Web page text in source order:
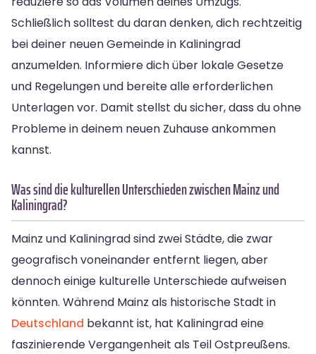
Schließlich solltest du daran denken, dich rechtzeitig
bei deiner neuen Gemeinde in Kaliningrad
anzumelden. Informiere dich über lokale Gesetze
und Regelungen und bereite alle erforderlichen
Unterlagen vor. Damit stellst du sicher, dass du ohne
Probleme in deinem neuen Zuhause ankommen
kannst.
Was sind die kulturellen Unterschieden zwischen Mainz und
Kaliningrad?
Mainz und Kaliningrad sind zwei Städte, die zwar
geografisch voneinander entfernt liegen, aber
dennoch einige kulturelle Unterschiede aufweisen
könnten. Während Mainz als historische Stadt in
Deutschland bekannt ist, hat Kaliningrad eine
faszinierende Vergangenheit als Teil Ostpreußens.